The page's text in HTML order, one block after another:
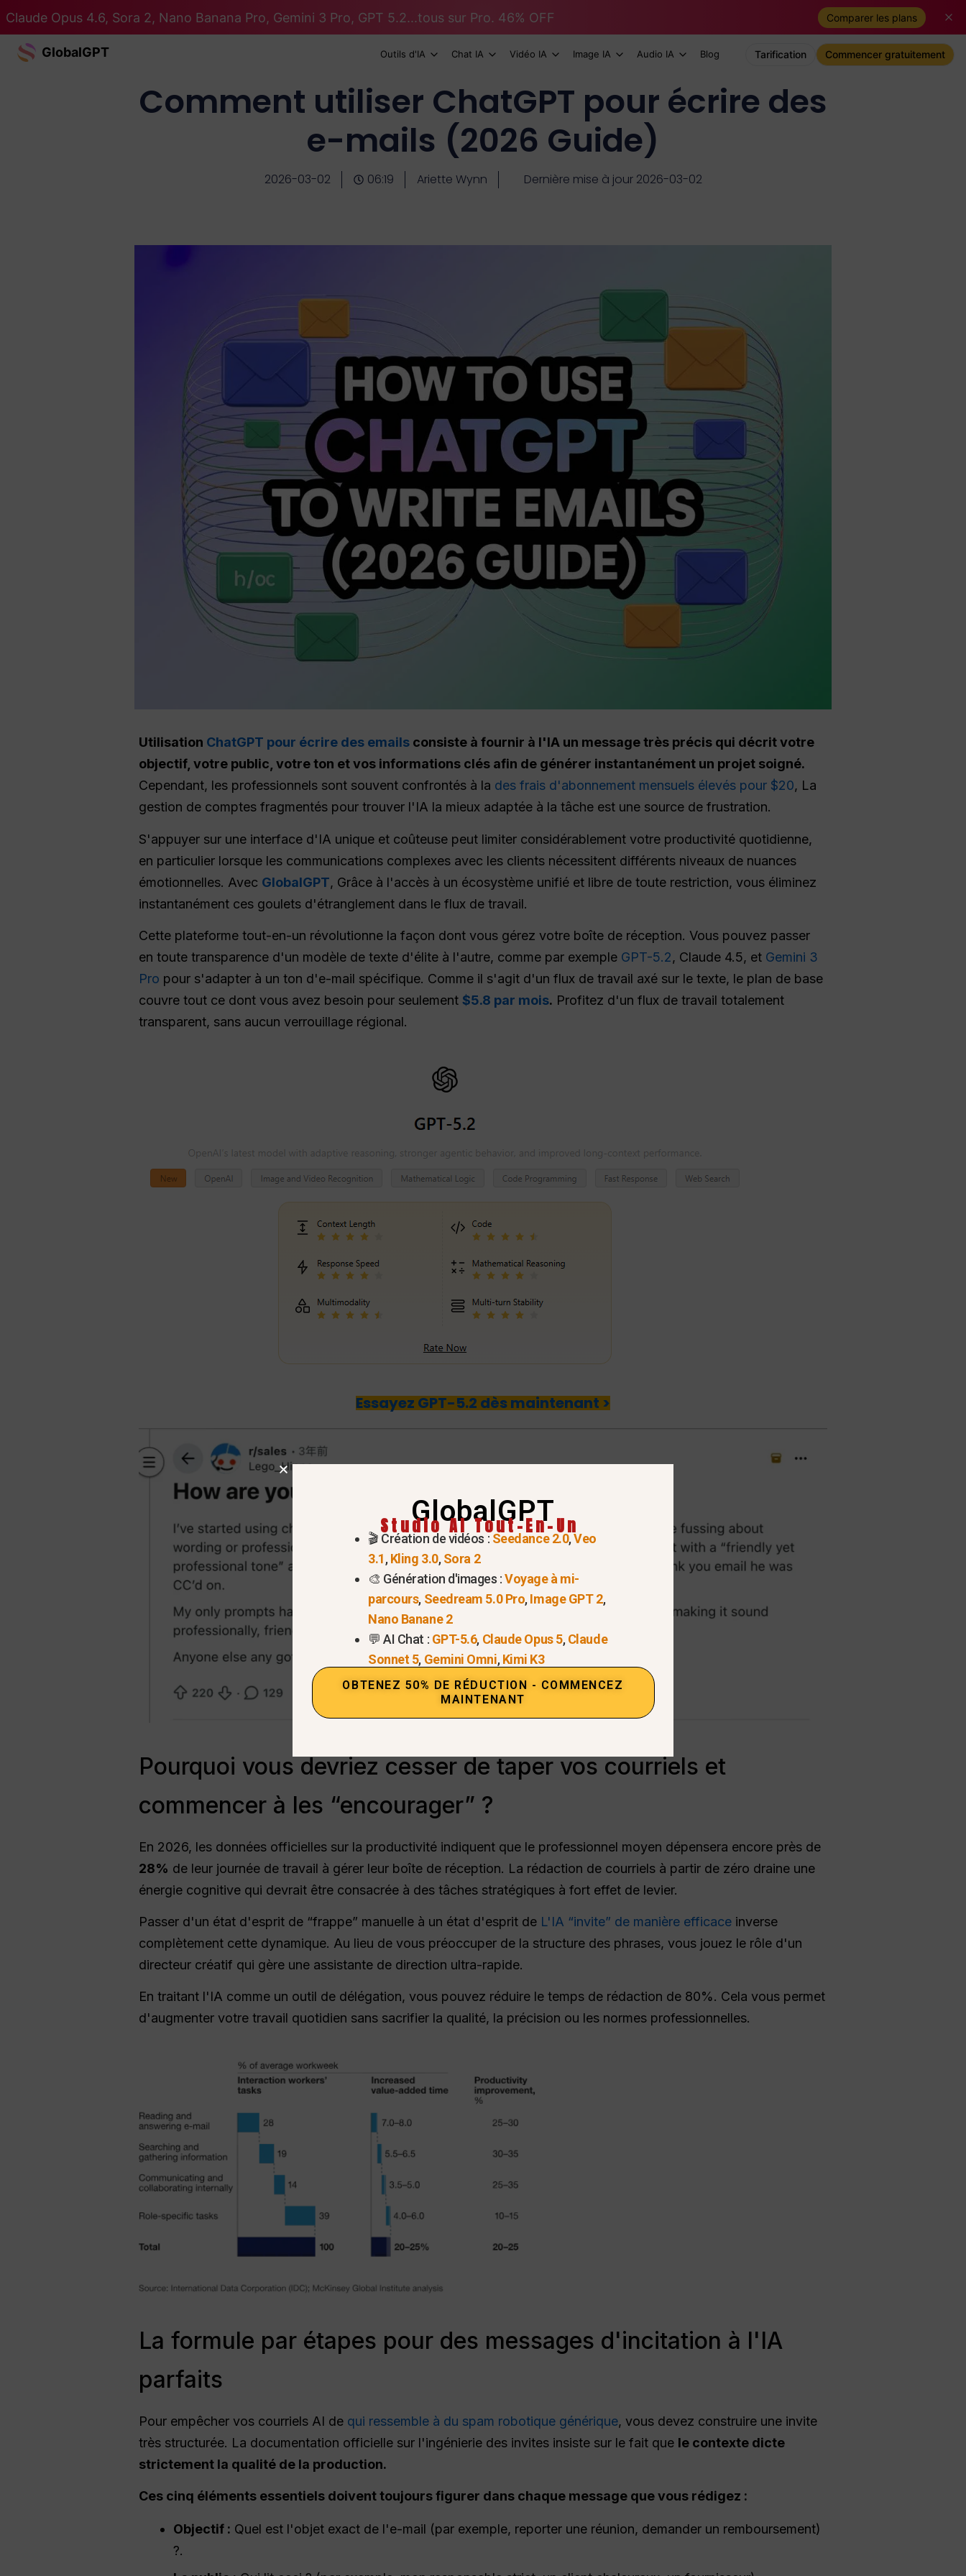
Claude Opus 4.6, Sora 2, Nano Banana Pro, Gemini 3 Pro, GPT 5.2...tous sur Pro. 46% OFF Comparer les plans
GlobalGPT Outils d'IA Chat IA Vidéo IA Image IA Audio IA Blog Tarification Commencer gratuitement
Comment utiliser ChatGPT pour écrire des
e-mails (2026 Guide)
2026-03-02 06:19 Ariette Wynn Dernière mise à jour 2026-03-02
Utilisation ChatGPT pour écrire des emails consiste à fournir à l'IA un message très précis qui décrit votre
objectif, votre public, votre ton et vos informations clés afin de générer instantanément un projet soigné.
Cependant, les professionnels sont souvent confrontés à la des frais d'abonnement mensuels élevés pour $20, La
gestion de comptes fragmentés pour trouver l'IA la mieux adaptée à la tâche est une source de frustration.
S'appuyer sur une interface d'IA unique et coûteuse peut limiter considérablement votre productivité quotidienne,
en particulier lorsque les communications complexes avec les clients nécessitent différents niveaux de nuances
émotionnelles. Avec GlobalGPT, Grâce à l'accès à un écosystème unifié et libre de toute restriction, vous éliminez
instantanément ces goulets d'étranglement dans le flux de travail.
Cette plateforme tout-en-un révolutionne la façon dont vous gérez votre boîte de réception. Vous pouvez passer
en toute transparence d'un modèle de texte d'élite à l'autre, comme par exemple GPT-5.2, Claude 4.5, et Gemini 3
Pro pour s'adapter à un ton d'e-mail spécifique. Comme il s'agit d'un flux de travail axé sur le texte, le plan de base
couvre tout ce dont vous avez besoin pour seulement $5.8 par mois. Profitez d'un flux de travail totalement
transparent, sans aucun verrouillage régional.
Essayez GPT-5.2 dès maintenant >
Pourquoi vous devriez cesser de taper vos courriels et
commencer à les “encourager” ?
En 2026, les données officielles sur la productivité indiquent que le professionnel moyen dépensera encore près de
28% de leur journée de travail à gérer leur boîte de réception. La rédaction de courriels à partir de zéro draine une
énergie cognitive qui devrait être consacrée à des tâches stratégiques à fort effet de levier.
Passer d'un état d'esprit de “frappe” manuelle à un état d'esprit de L'IA “invite” de manière efficace inverse
complètement cette dynamique. Au lieu de vous préoccuper de la structure des phrases, vous jouez le rôle d'un
directeur créatif qui gère une assistante de direction ultra-rapide.
En traitant l'IA comme un outil de délégation, vous pouvez réduire le temps de rédaction de 80%. Cela vous permet
d'augmenter votre travail quotidien sans sacrifier la qualité, la précision ou les normes professionnelles.
La formule par étapes pour des messages d'incitation à l'IA
parfaits
Pour empêcher vos courriels AI de qui ressemble à du spam robotique générique, vous devez construire une invite
très structurée. La documentation officielle sur l'ingénierie des invites insiste sur le fait que le contexte dicte
strictement la qualité de la production.
Ces cinq éléments essentiels doivent toujours figurer dans chaque message que vous rédigez :
Objectif : Quel est l'objet exact de l'e-mail (par exemple, reporter une réunion, demander un remboursement)
?.
GlobalGPT
Studio AI Tout-En-Un
🎬 Création de vidéos : Seedance 2.0,Veo
3.1,Kling 3.0,Sora 2
🎨 Génération d'images :Voyage à mi-
parcours, Seedream 5.0 Pro,Image GPT 2,
Nano Banane 2
💬 AI Chat : GPT-5.6, Claude Opus 5,Claude
Sonnet 5, Gemini Omni,Kimi K3
OBTENEZ 50% DE RÉDUCTION - COMMENCEZ
MAINTENANT